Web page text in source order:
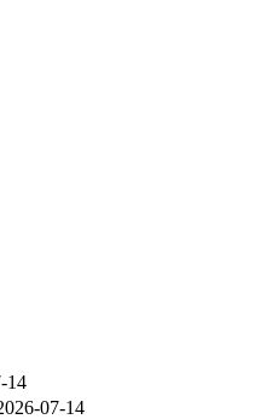
14
07-14